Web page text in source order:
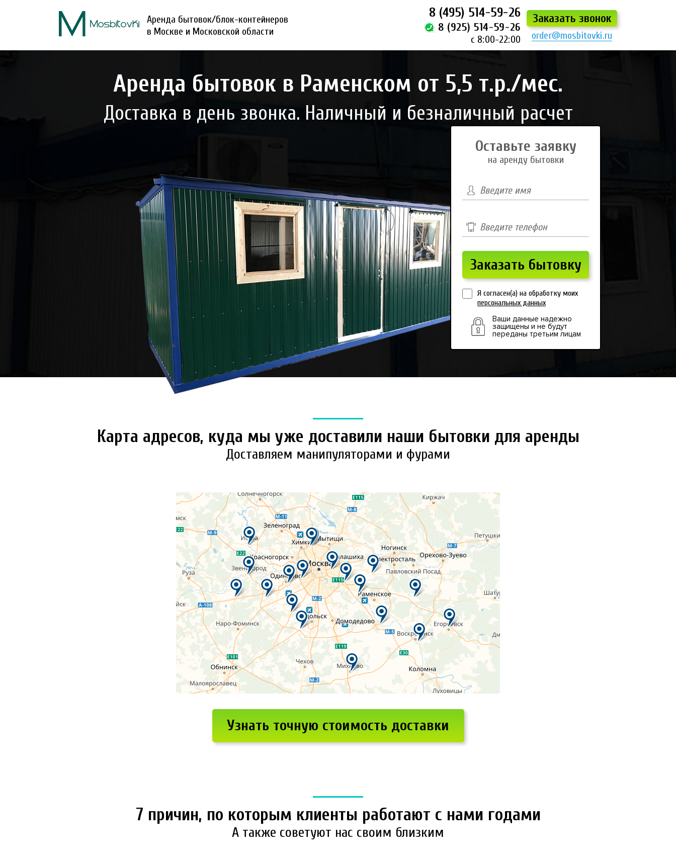
Аренда бытовок/блок-контейнеров
в Москве и Московской области
8 (495) 514-59-26
8 (925) 514-59-26
с 8:00-22:00
Заказать звонок
order@mosbitovki.ru
Аренда бытовок в Раменском от 5,5 т.р./мес.
Доставка в день звонка. Наличный и безналичный расчет
Оставьте заявку
на аренду бытовки
Я согласен(а) на обработку моих
персональных данных
Ваши данные надежно
защищены и не будут
переданы третьим лицам
Карта адресов, куда мы уже доставили наши бытовки для аренды
Доставляем манипуляторами и фурами
Узнать точную стоимость доставки
7 причин, по которым клиенты работают с нами годами
А также советуют нас своим близким